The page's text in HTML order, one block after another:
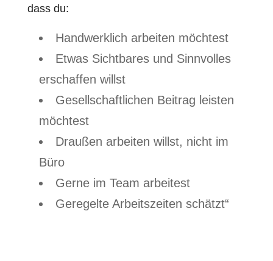
dass du:
Handwerklich arbeiten möchtest
Etwas Sichtbares und Sinnvolles
erschaffen willst
Gesellschaftlichen Beitrag leisten
möchtest
Draußen arbeiten willst, nicht im
Büro
Gerne im Team arbeitest
Geregelte Arbeitszeiten schätzt“